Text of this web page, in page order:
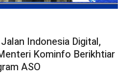
Indonesia Digital,
Kominfo Berikhtiar
ASO